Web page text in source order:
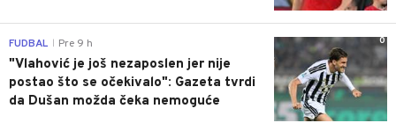
0
FUDBAL Pre 9 h
"Vlahović je još nezaposlen jer nije
postao što se očekivalo": Gazeta tvrdi
da Dušan možda čeka nemoguće